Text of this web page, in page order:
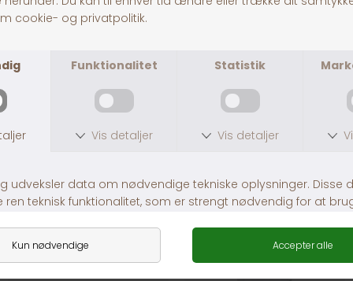
Fra DKK 499,00
DKK 2.199,00